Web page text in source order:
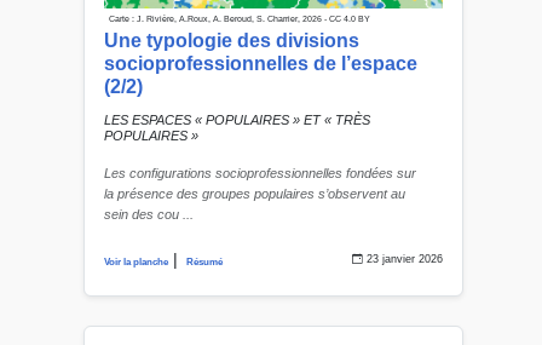
Carte : J. Rivière, A.Roux, A. Beroud, S. Charrier, 2026 - CC 4.0 BY
Une typologie des divisions
socioprofessionnelles de l’espace
(2/2)
LES ESPACES « POPULAIRES » ET « TRÈS
POPULAIRES »
Les configurations socioprofessionnelles fondées sur
la présence des groupes populaires s’observent au
sein des cou ...
Voir la planche | Résumé 23 janvier 2026